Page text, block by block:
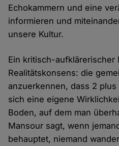
Echokammern und eine
informieren und
unsere Kultur.
Ein kritisch-aufklärerischer
Realitätskonsens: die
anzuerkennen, dass 2
sich eine eigene
Boden, auf dem man
Mansour sagt, wenn
behauptet, niemand